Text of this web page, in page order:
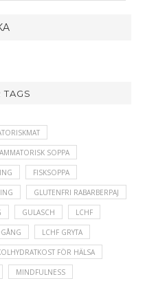
TAGS
SOPPA
FISKSOPPA
GLUTENFRI RABARBERPAJ
GULASCH LCHF
LCHF GRYTA
FÖR HÄLSA
MINDFULNESS